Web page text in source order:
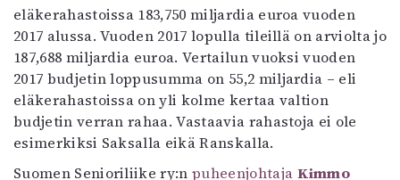
eläkerahastoissa 183,750 miljardia euroa vuoden
2017 alussa. Vuoden 2017 lopulla tileillä on arviolta jo
187,688 miljardia euroa. Vertailun vuoksi vuoden
2017 budjetin loppusumma on 55,2 miljardia – eli
eläkerahastoissa on yli kolme kertaa valtion
budjetin verran rahaa. Vastaavia rahastoja ei ole
esimerkiksi Saksalla eikä Ranskalla.
Suomen Senioriliike ry:npuheenjohtaja Kimmo